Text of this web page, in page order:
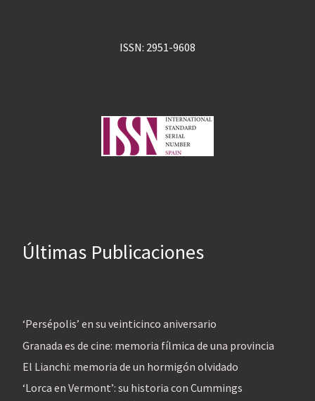
ISSN: 2951-9608
Últimas Publicaciones
‘Persépolis’ en su veinticinco aniversario
Granada es de cine: memoria fílmica de una provincia
El Lianchi: memoria de un hormigón olvidado
‘Lorca en Vermont’: su historia con Cummings